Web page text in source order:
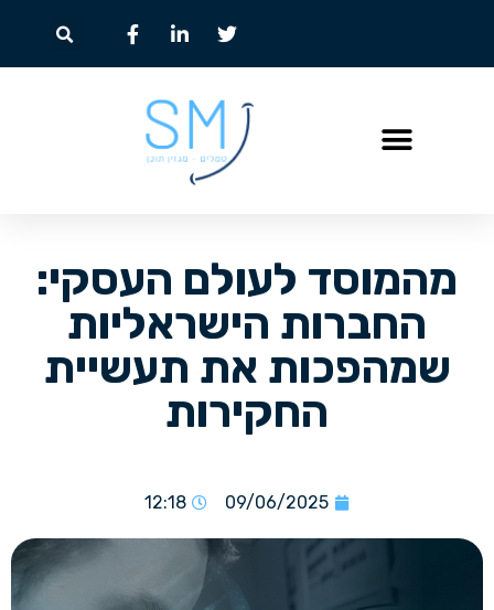
מהמוסד לעולם העסקי:
החברות הישראליות
שמהפכות את תעשיית
החקירות
09/06/2025
12:18